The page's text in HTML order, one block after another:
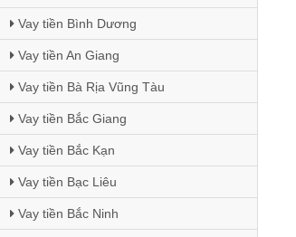
Vay tiền Bình Dương
Vay tiền An Giang
Vay tiền Bà Rịa Vũng Tàu
Vay tiền Bắc Giang
Vay tiền Bắc Kạn
Vay tiền Bạc Liêu
Vay tiền Bắc Ninh